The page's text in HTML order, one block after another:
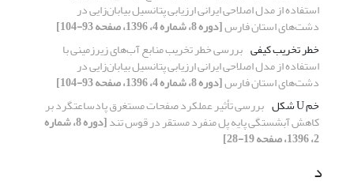
استفاده از مدل اصلاحی ایرانی ارزیابی پتانسیل بیابان‌زایی در
دشت‌های استان فارس[دوره 8، شماره 4، 1396، صفحه 93-104]
خطر تخریب کیفی بررسی خطر تخریب منابع آب‌های زیرزمینی با
استفاده از مدل اصلاحی ایرانی ارزیابی پتانسیل بیابان‌زایی در
دشت‌های استان فارس[دوره 8، شماره 4، 1396، صفحه 93-104]
خم U شکل
بررسی تأثیر عملکرد صفحات مستغرق پاد‌ساعتگرد بر
کاهش آبشستگی پایه پل منفرد مستقر در قوس تند [دوره 8، شماره
2، 1396، صفحه 19-28]
د